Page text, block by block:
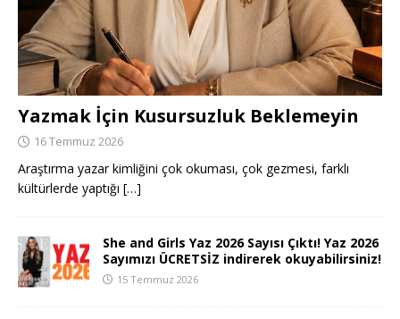
Yazmak İçin Kusursuzluk Beklemeyin
16 Temmuz 2026
Araştırma yazar kimliğini çok okuması, çok gezmesi, farklı
kültürlerde yaptığı […]
She and Girls Yaz 2026 Sayısı Çıktı! Yaz 2026
Sayımızı ÜCRETSİZ indirerek okuyabilirsiniz!
15 Temmuz 2026